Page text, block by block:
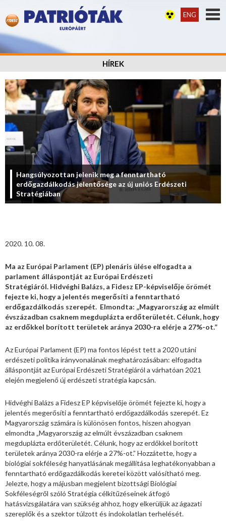
ENG
HÍREK
Hangsúlyozottan jelenik meg a fenntartható
erdőgazdálkodás jelentősége az új uniós Erdészeti
Stratégiában
2020. 10. 08.
Ma az Európai Parlament (EP) plenáris ülése elfogadta a
parlament álláspontját az Európai Erdészeti
Stratégiáról. Hidvéghi Balázs, a Fidesz EP-képviselője örömét
fejezte ki, hogy a jelentés megerősíti a fenntartható
erdőgazdálkodás szerepét. Elmondta: „Magyarország az elmúlt
évszázadban csaknem megduplázta erdőterületét. Célunk, hogy
az erdőkkel borított területek aránya 2030-ra elérje a 27%-ot.”
Az Európai Parlament (EP) ma fontos lépést tett a 2020 utáni
erdészeti politika irányvonalának meghatározásában: elfogadta
álláspontját az Európai Erdészeti Stratégiáról a várhatóan 2021
elején megjelenő új erdészeti stratégia kapcsán.
Hidvéghi Balázs a Fidesz EP képviselője örömét fejezte ki, hogy a
jelentés megerősíti a fenntartható erdőgazdálkodás szerepét. Ez
Magyarország számára is különösen fontos, hiszen ahogyan
elmondta „Magyarország az elmúlt évszázadban csaknem
megduplázta erdőterületét. Célunk, hogy az erdőkkel borított
területek aránya 2030-ra elérje a 27%-ot.” Hozzátette, hogy a
biológiai sokféleség hanyatlásának megállítása leghatékonyabban a
fenntartható erdőgazdálkodás keretei között valósítható meg.
Jelezte, hogy a májusban megjelent bizottsági Biológiai
Sokféleségről szóló Stratégia célkitűzéseinek átfogó
hatásvizsgálatára van szükség ahhoz, hogy elkerüljük az ágazati
szereplők és a szektor túlzott és indokolatlan terhelését.